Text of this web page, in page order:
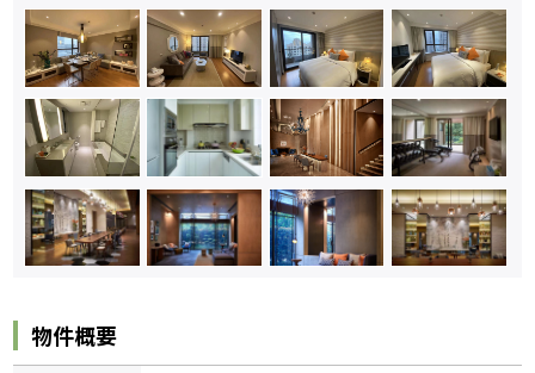
物件概要